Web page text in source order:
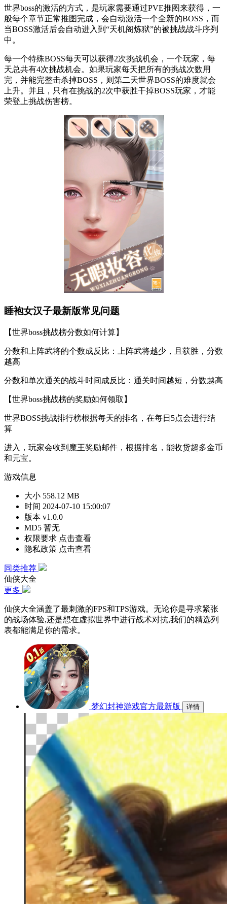
世界boss的激活的方式，是玩家需要通过PVE推图来获得，一
般每个章节正常推图完成，会自动激活一个全新的BOSS，而
当BOSS激活后会自动进入到“天机阁炼狱”的被挑战战斗序列
中。
每一个特殊BOSS每天可以获得2次挑战机会，一个玩家，每
天总共有4次挑战机会。如果玩家每天把所有的挑战次数用
完，并能完整击杀掉BOSS，则第二天世界BOSS的难度就会
上升。并且，只有在挑战的2次中获胜干掉BOSS玩家，才能
荣登上挑战伤害榜。
睡袍女汉子最新版常见问题
【世界boss挑战榜分数如何计算】
分数和上阵武将的个数成反比：上阵武将越少，且获胜，分数
越高
分数和单次通关的战斗时间成反比：通关时间越短，分数越高
【世界boss挑战榜的奖励如何领取】
世界BOSS挑战排行榜根据每天的排名，在每日5点会进行结
算
进入，玩家会收到魔王奖励邮件，根据排名，能收货超多金币
和元宝。
游戏信息
大小 558.12 MB
时间 2024-07-10 15:00:07
版本 v1.0.0
MD5 暂无
权限要求 点击查看
隐私政策 点击查看
同类推荐
仙侠大全
更多
仙侠大全涵盖了最刺激的FPS和TPS游戏。无论你是寻求紧张
的战场体验,还是想在虚拟世界中进行战术对抗,我们的精选列
表都能满足你的需求。
梦幻封神游戏官方最新版 详情